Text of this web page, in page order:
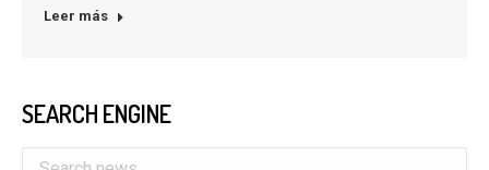
Leer más
SEARCH ENGINE